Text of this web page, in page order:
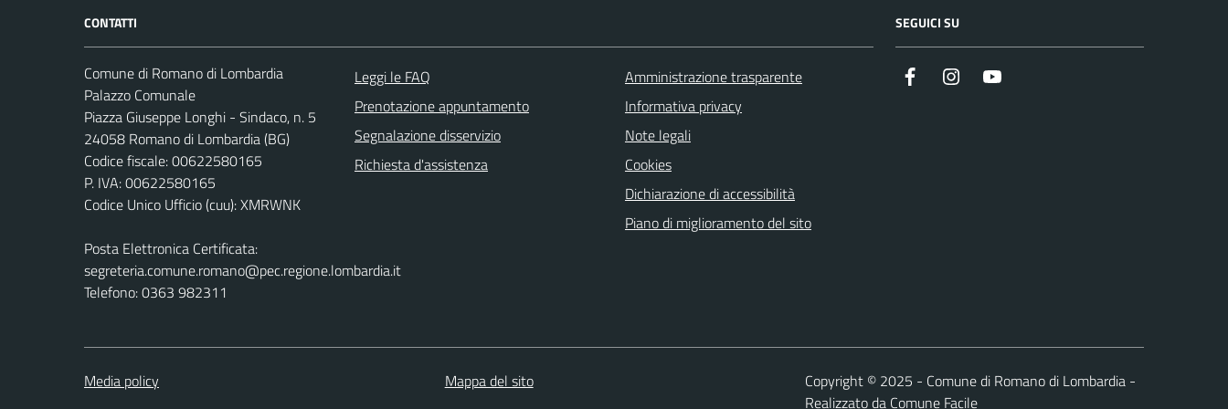
CONTATTI
Comune di Romano di Lombardia
Palazzo Comunale
Piazza Giuseppe Longhi - Sindaco, n. 5
24058 Romano di Lombardia (BG)
Codice fiscale: 00622580165
P. IVA: 00622580165
Codice Unico Ufficio (cuu): XMRWNK
Posta Elettronica Certificata:
segreteria.comune.romano@pec.regione.lombardia.it
Telefono: 0363 982311
Leggi le FAQ
Prenotazione appuntamento
Segnalazione disservizio
Richiesta d'assistenza
Amministrazione trasparente
Informativa privacy
Note legali
Cookies
Dichiarazione di accessibilità
Piano di miglioramento del sito
SEGUICI SU
Facebook Instagram
Media policy Mappa del sito
Copyright © 2025 - Comune di Romano di Lombardia -
Realizzato da Comune Facile